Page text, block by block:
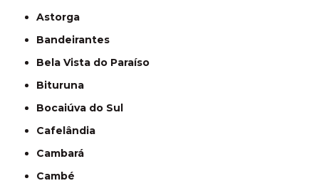
Astorga
Bandeirantes
Bela Vista do Paraíso
Bituruna
Bocaiúva do Sul
Cafelândia
Cambará
Cambé